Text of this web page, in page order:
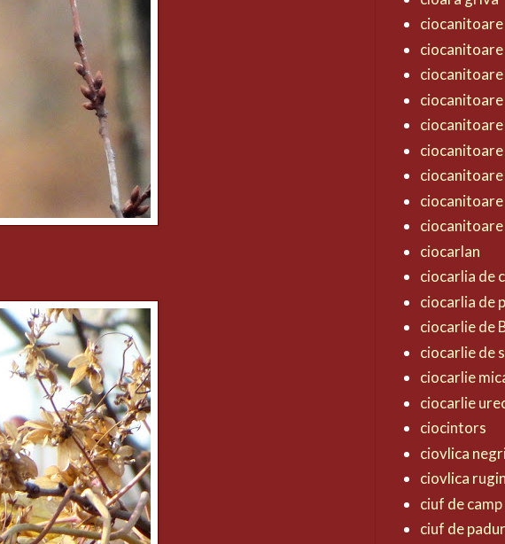
ciocanitoare
ciocarlan
ciocarlia de
ciocarlia de
ciocarlie de
ciocarlie de
ciocarlie
ciocarlie
ciocintors
ciovlica
ciovlica
ciuf de camp
ciuf de